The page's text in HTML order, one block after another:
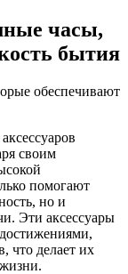
часы,
бытия
своим
помогают
но и
Эти аксессуары
что делает их